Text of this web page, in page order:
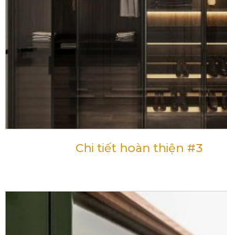
Chi tiết hoàn thiện #3